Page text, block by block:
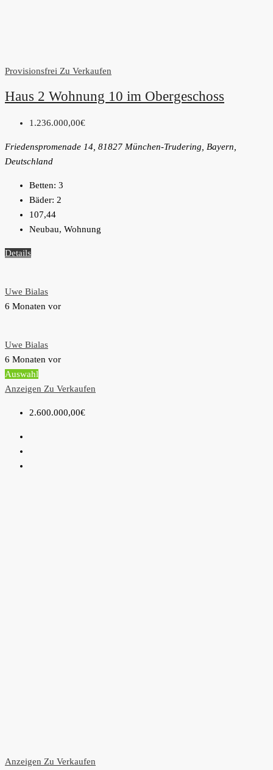
Provisionsfrei Zu Verkaufen
Haus 2 Wohnung 10 im Obergeschoss
1.236.000,00€
Friedenspromenade 14, 81827 München-Trudering, Bayern,
Deutschland
Betten: 3
Bäder: 2
107,44
Neubau, Wohnung
Details
Uwe Bialas
6 Monaten vor
Uwe Bialas
6 Monaten vor
Auswahl
Anzeigen Zu Verkaufen
2.600.000,00€
Anzeigen Zu Verkaufen